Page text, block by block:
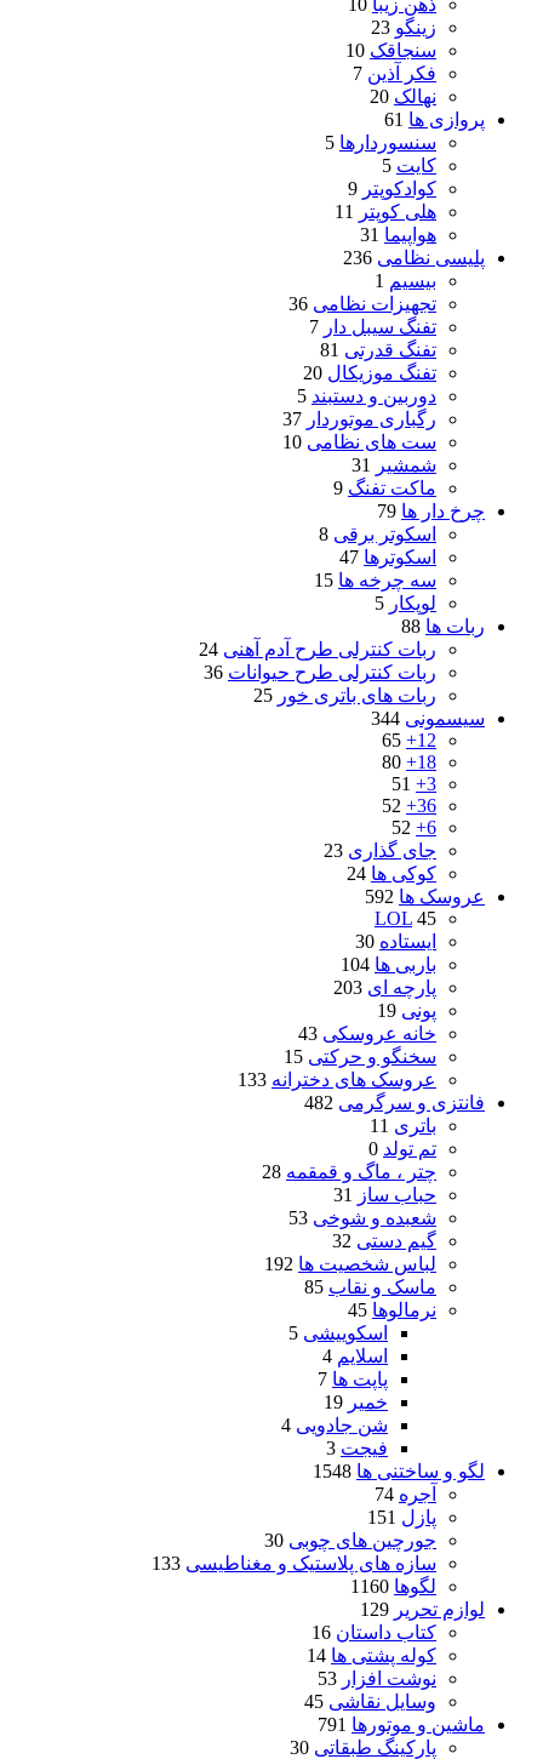
زینگو 23
سنجاقک 10
فکر آذین 7
نهالک 20
پروازی ها 61
سنسوردارها 5
کایت 5
کوادکوپتر 9
هلی کوپتر 11
هواپیما 31
پلیسی نظامی 236
بیسیم 1
تجهیزات نظامی 36
تفنگ سیبل دار 7
تفنگ قدرتی 81
تفنگ موزیکال 20
دوربین و دستبند 5
رگباری موتوردار 37
ست های نظامی 10
شمشیر 31
ماکت تفنگ 9
چرخ دار ها 79
اسکوتر برقی 8
اسکوترها 47
سه چرخه ها 15
لوپکار 5
ربات ها 88
ربات کنترلی طرح آدم آهنی 24
ربات کنترلی طرح حیوانات 36
ربات های باتری خور 25
سیسمونی 344
12+
65
18+
80
51
36+
52
52
جای گذاری 23
کوکی ها 24
عروسک ها 592
LOL 45
ایستاده 30
باربی ها 104
پارچه ای 203
پونی 19
خانه عروسکی 43
سخنگو و حرکتی 15
عروسک های دخترانه 133
فانتزی و سرگرمی 482
باتری 11
تم تولد 0
چتر ، ماگ و قمقمه 28
حباب ساز 31
شعبده و شوخی 53
گیم دستی 32
لباس شخصیت ها 192
ماسک و نقاب 85
نرمالوها 45
اسکوییشی 5
اسلایم 4
پاپت ها 7
خمیر 19
شن جادویی 4
فیجت 3
لگو و ساختنی ها 1548
آجره 74
پازل 151
جورچین های چوبی 30
سازه های پلاستیک و مغناطیسی 133
لگوها 1160
لوازم تحریر 129
کتاب داستان 16
کوله پشتی ها 14
نوشت افزار 53
وسایل نقاشی 45
ماشین و موتورها 791
پارکینگ طبقاتی 30